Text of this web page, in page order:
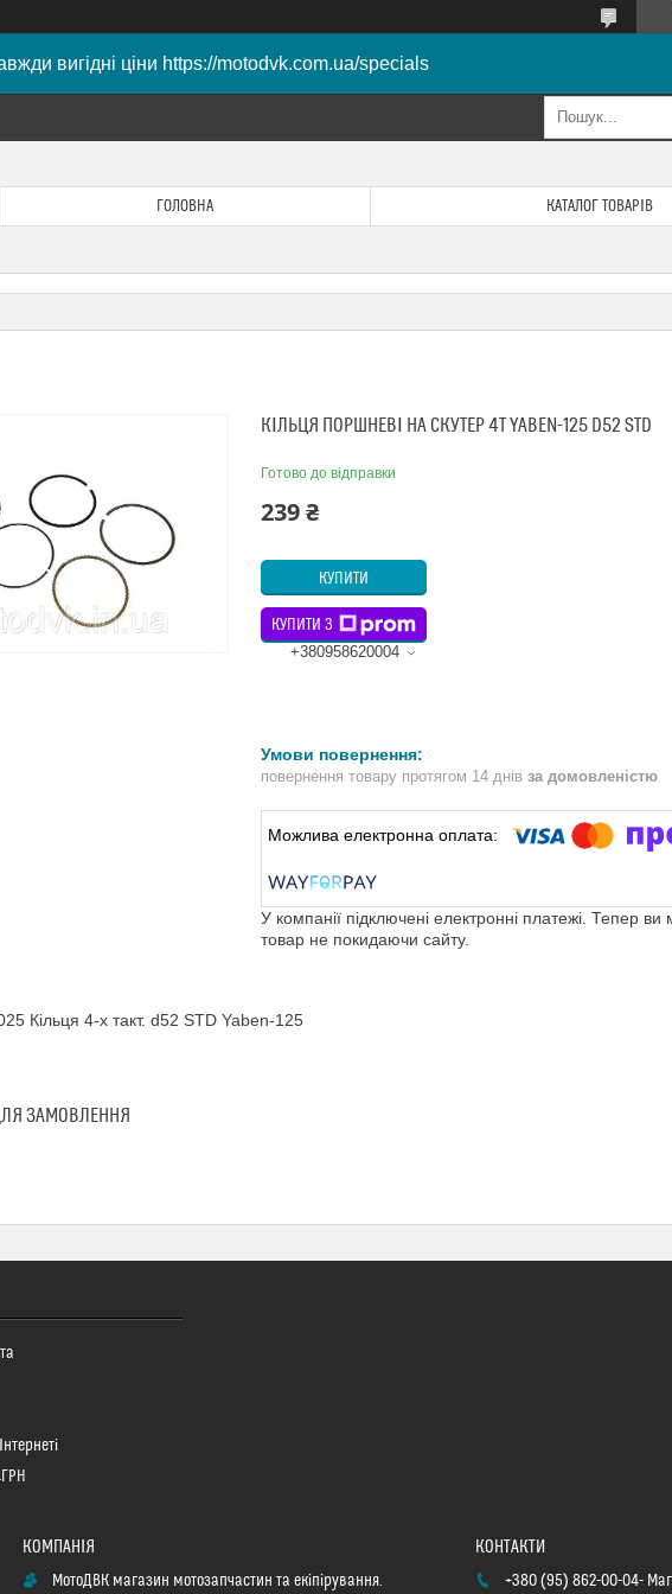
вигідні ціни https://motodvk.com.ua/specials
ГОЛОВНА КАТАЛОГ ТОВАРІВ
КІЛЬЦЯ ПОРШНЕВІ НА СКУТЕР 4T YABEN-125 D52 STD
Готово до відправки
239 ₴
КУПИТИ
КУПИТИ З
+380958620004
повернення товару протягом 14 днів за домовленістю
У компанії підключені електронні платежі. Тепер
товар не покидаючи сайту.
Кільця 4-х такт. d52 STD Yaben-125
ЗАМОВЛЕННЯ
МотоДВК магазин мотозапчастин та екіпірування. +380 (95) 862-00-04